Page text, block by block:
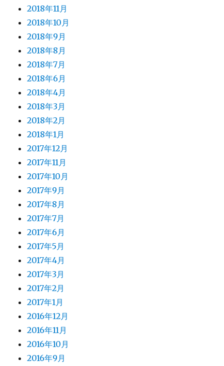
2018年11月
2018年10月
2018年9月
2018年8月
2018年7月
2018年6月
2018年4月
2018年3月
2018年2月
2018年1月
2017年12月
2017年11月
2017年10月
2017年9月
2017年8月
2017年7月
2017年6月
2017年5月
2017年4月
2017年3月
2017年2月
2017年1月
2016年12月
2016年11月
2016年10月
2016年9月